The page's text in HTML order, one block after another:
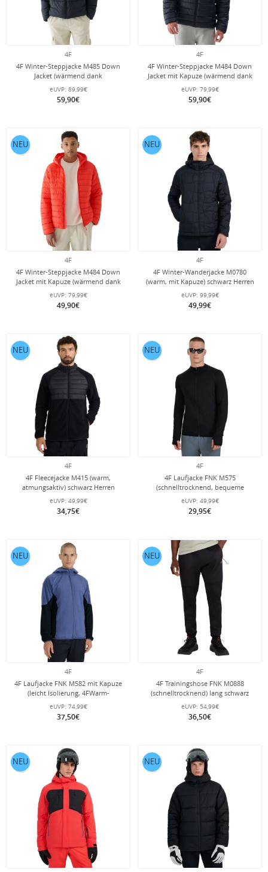
4F
4F Winter-Steppjacke M485 Down
Jacket (wärmend dank
Daunenfüllung) schwarz Herren
eUVP: 89,99€
59,90€
4F
4F Winter-Steppjacke M484 Down
Jacket mit Kapuze (wärmend dank
Daunenfüllung) schwarz Herren
eUVP: 79,99€
59,90€
4F
4F Winter-Steppjacke M484 Down
Jacket mit Kapuze (wärmend dank
Daunenfüllung) orange/rot Herren
eUVP: 79,99€
49,90€
NEU
4F
4F Winter-Wanderjacke M0780
(warm, mit Kapuze) schwarz Herren
eUVP: 99,99€
49,99€
NEU
4F
4F Fleecejacke M415 (warm,
atmungsaktiv) schwarz Herren
eUVP: 49,99€
34,75€
NEU
4F
4F Laufjacke FNK M575
(schnelltrocknend, bequeme
Passform) schwarz Herren
eUVP: 49,99€
29,95€
NEU
4F
4F Laufjacke FNK M582 mit Kapuze
(leicht Isolierung, 4FWarm-
Technologie) denimblau Herren
eUVP: 74,99€
37,50€
NEU
4F
4F Trainingshose FNK M0888
(schnelltrocknend) lang schwarz
Herren
eUVP: 54,99€
36,50€
NEU
NEU NEU